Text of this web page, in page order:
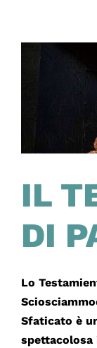
IL
DI
Lo
Sfaticato è
spettacolosa